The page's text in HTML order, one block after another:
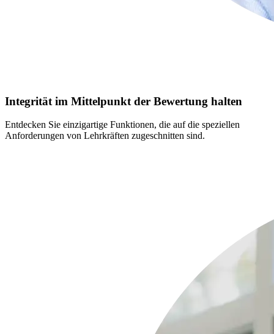
Integrität im Mittelpunkt der Bewertung halten
Entdecken Sie einzigartige Funktionen, die auf die speziellen
Anforderungen von Lehrkräften zugeschnitten sind.